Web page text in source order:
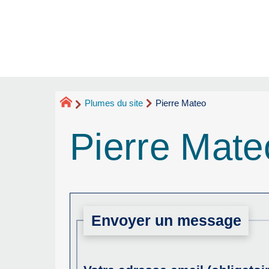
Plumes du site Pierre Mateo
Pierre
Envoyer un message